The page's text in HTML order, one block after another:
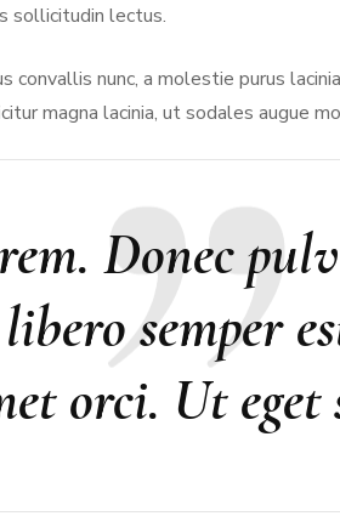
sollicitudin lectus.
convallis nunc, a molestie purus
magna lacinia, ut sodales augue
Donec
semper
orci. Ut eget